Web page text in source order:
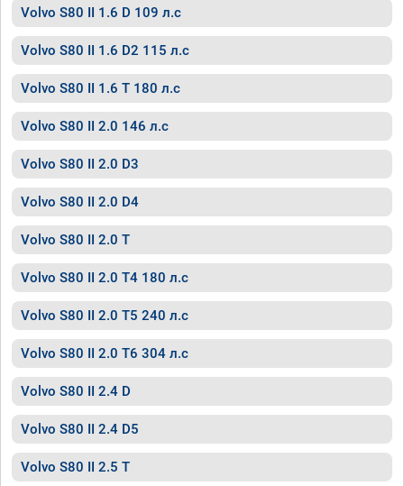
Volvo S80 II 1.6 D 109 л.с
Volvo S80 II 1.6 D2 115 л.с
Volvo S80 II 1.6 T 180 л.с
Volvo S80 II 2.0 146 л.с
Volvo S80 II 2.0 D3
Volvo S80 II 2.0 D4
Volvo S80 II 2.0 T
Volvo S80 II 2.0 T4 180 л.с
Volvo S80 II 2.0 T5 240 л.с
Volvo S80 II 2.0 T6 304 л.с
Volvo S80 II 2.4 D
Volvo S80 II 2.4 D5
Volvo S80 II 2.5 T